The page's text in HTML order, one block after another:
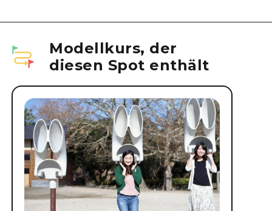
Modellkurs, der
diesen Spot enthält